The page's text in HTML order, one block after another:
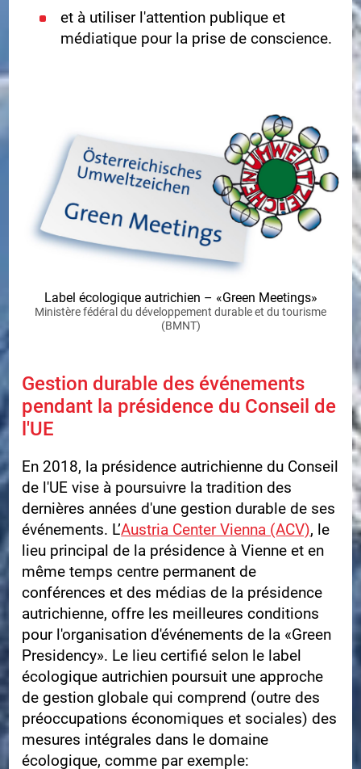
et à utiliser l'attention publique et
médiatique pour la prise de conscience.
Label écologique autrichien – «Green Meetings»
Ministère fédéral du développement durable et du tourisme
(BMNT)
Gestion durable des événements
pendant la présidence du Conseil de
l'UE
En 2018, la présidence autrichienne du Conseil
de l'UE vise à poursuivre la tradition des
dernières années d'une gestion durable de ses
événements. L’Austria Center Vienna (ACV), le
lieu principal de la présidence à Vienne et en
même temps centre permanent de
conférences et des médias de la présidence
autrichienne, offre les meilleures conditions
pour l'organisation d'événements de la «Green
Presidency». Le lieu certifié selon le label
écologique autrichien poursuit une approche
de gestion globale qui comprend (outre des
préoccupations économiques et sociales) des
mesures intégrales dans le domaine
écologique, comme par exemple: